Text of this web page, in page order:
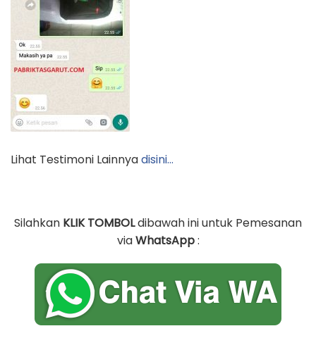
Lihat Testimoni Lainnyadisini…
Silahkan KLIK TOMBOLdibawah ini untuk Pemesanan
viaWhatsApp: